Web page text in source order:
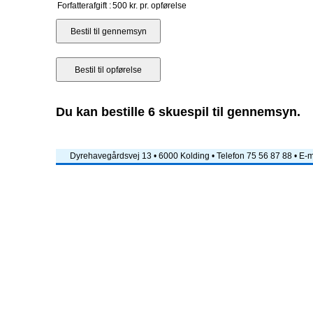
Forfatterafgift :500 kr. pr. opførelse
Du kan bestille 6 skuespil til gennemsyn.
Dyrehavegårdsvej 13 • 6000 Kolding • Telefon 75 56 87 88 • E-